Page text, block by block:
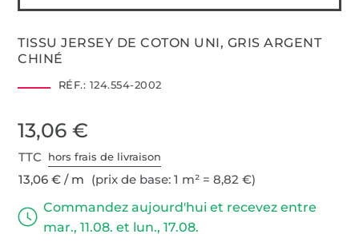
TISSU JERSEY DE COTON UNI, GRIS ARGENT
CHINÉ
RÉF.: 124.554-2002
13,06 €
TTC hors frais de livraison
13,06 € / m (prix de base: 1 m² = 8,82 €)
Commandez aujourd'hui et recevez entre
mar., 11.08. et lun., 17.08.